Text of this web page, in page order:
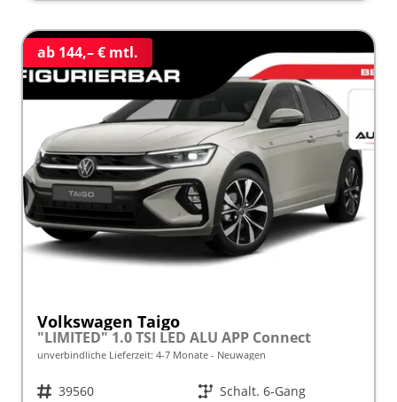
ab 144,– € mtl.
Volkswagen Taigo
"LIMITED" 1.0 TSI LED ALU APP Connect
unverbindliche Lieferzeit: 4-7 Monate Neuwagen
Fahrzeugnr. 39560 Getriebe Schalt. 6-Gang